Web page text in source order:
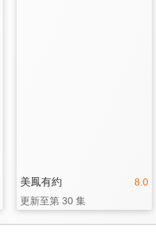
8.0
美鳳有約
更新至第 30 集